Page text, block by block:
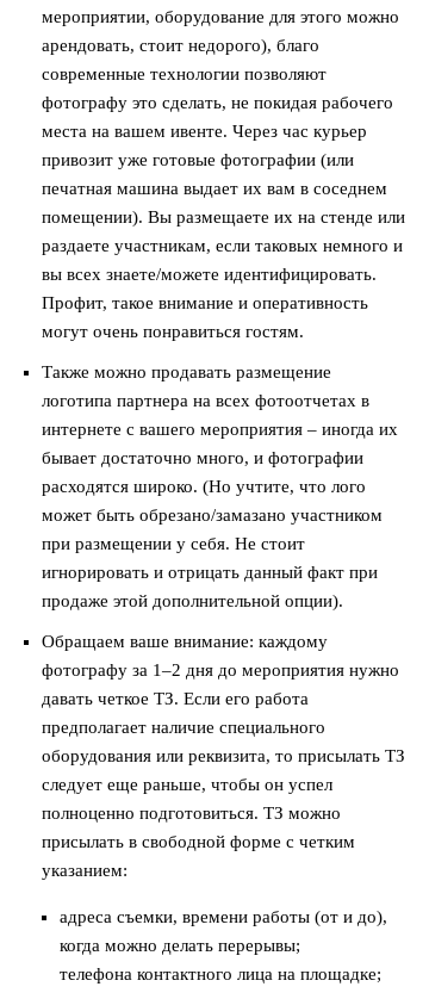
мероприятии, оборудование для этого можно
арендовать, стоит недорого), благо
современные технологии позволяют
фотографу это сделать, не покидая рабочего
места на вашем ивенте. Через час курьер
привозит уже готовые фотографии (или
печатная машина выдает их вам в соседнем
помещении). Вы размещаете их на стенде или
раздаете участникам, если таковых немного и
вы всех знаете/можете идентифицировать.
Профит, такое внимание и оперативность
могут очень понравиться гостям.
Также можно продавать размещение
логотипа партнера на всех фотоотчетах в
интернете с вашего мероприятия – иногда их
бывает достаточно много, и фотографии
расходятся широко. (Но учтите, что лого
может быть обрезано/замазано участником
при размещении у себя. Не стоит
игнорировать и отрицать данный факт при
продаже этой дополнительной опции).
Обращаем ваше внимание: каждому
фотографу за 1–2 дня до мероприятия нужно
давать четкое ТЗ. Если его работа
предполагает наличие специального
оборудования или реквизита, то присылать ТЗ
следует еще раньше, чтобы он успел
полноценно подготовиться. ТЗ можно
присылать в свободной форме с четким
указанием:
адреса съемки, времени работы (от и до),
когда можно делать перерывы;
телефона контактного лица на площадке;